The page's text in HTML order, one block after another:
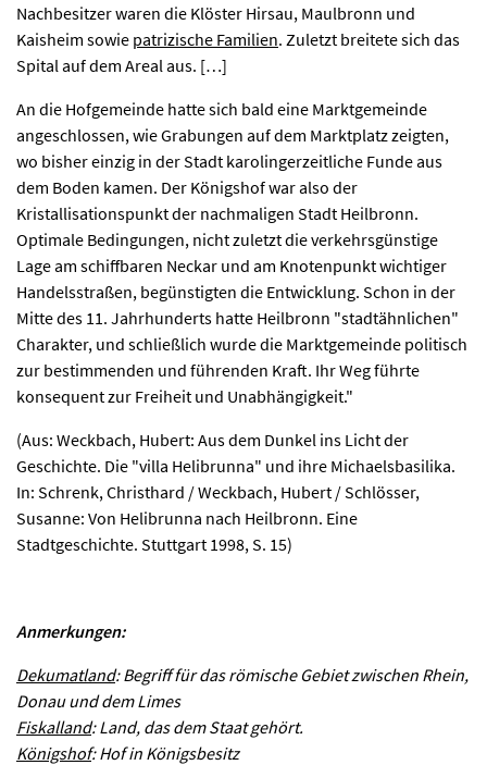
Nachbesitzer waren die Klöster Hirsau, Maulbronn und
Kaisheim sowie patrizische Familien. Zuletzt breitete sich das
Spital auf dem Areal aus. […]
An die Hofgemeinde hatte sich bald eine Marktgemeinde
angeschlossen, wie Grabungen auf dem Marktplatz zeigten,
wo bisher einzig in der Stadt karolingerzeitliche Funde aus
dem Boden kamen. Der Königshof war also der
Kristallisationspunkt der nachmaligen Stadt Heilbronn.
Optimale Bedingungen, nicht zuletzt die verkehrsgünstige
Lage am schiffbaren Neckar und am Knotenpunkt wichtiger
Handelsstraßen, begünstigten die Entwicklung. Schon in der
Mitte des 11. Jahrhunderts hatte Heilbronn "stadtähnlichen"
Charakter, und schließlich wurde die Marktgemeinde politisch
zur bestimmenden und führenden Kraft. Ihr Weg führte
konsequent zur Freiheit und Unabhängigkeit."
(Aus: Weckbach, Hubert: Aus dem Dunkel ins Licht der
Geschichte. Die "villa Helibrunna" und ihre Michaelsbasilika.
In: Schrenk, Christhard / Weckbach, Hubert / Schlösser,
Susanne: Von Helibrunna nach Heilbronn. Eine
Stadtgeschichte. Stuttgart 1998, S. 15)
Anmerkungen:
Dekumatland: Begriff für das römische Gebiet zwischen Rhein,
Donau und dem Limes
Fiskalland: Land, das dem Staat gehört.
Königshof: Hof in Königsbesitz